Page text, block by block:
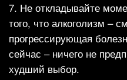
7. Не откладывайте
того, что алкоголизм –
прогрессирующая
сейчас – ничего не
худший выбор.